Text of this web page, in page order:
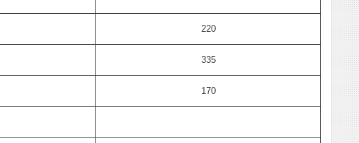
220
335
170